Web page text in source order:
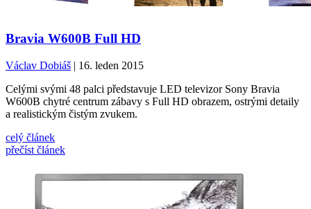
Bravia W600B Full HD
Václav Dobiáš | 16. leden 2015
Celými svými 48 palci představuje LED televizor Sony Bravia
W600B chytré centrum zábavy s Full HD obrazem, ostrými detaily
a realistickým čistým zvukem.
celý článek
přečíst článek